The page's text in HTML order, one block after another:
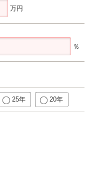
万円
％
25年 20年